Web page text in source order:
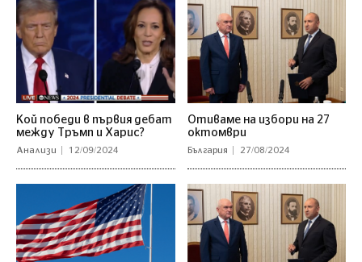
Кой победи в първия дебат
между Тръмп и Харис?
Анализи 12/09/2024
Отиваме на избори на 27
октомври
България 27/08/2024